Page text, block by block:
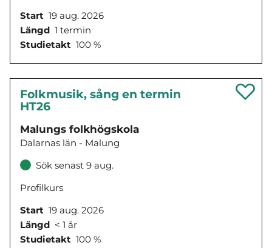
Start 19 aug. 2026
Längd 1 termin
Studietakt 100 %
Folkmusik, sång en termin
HT26
Malungs folkhögskola
Dalarnas län - Malung
Sök senast 9 aug.
Profilkurs
Start 19 aug. 2026
Längd < 1 år
Studietakt 100 %